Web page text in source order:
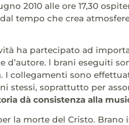
2010 alle ore 17,30
tempo che crea
ha partecipato ad
d’autore. l brani eseguiti
I collegamenti sono
stessi, soprattutto per
dà consistenza alla
la morte del Cristo. Brano